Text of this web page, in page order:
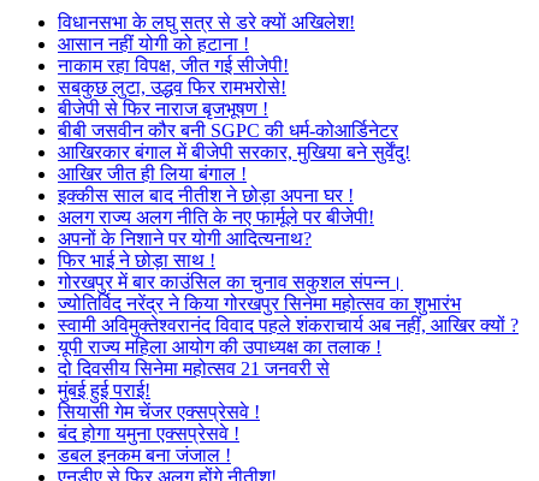
विधानसभा के लघु सत्र से डरे क्यों अखिलेश!
आसान नहीं योगी को हटाना !
नाकाम रहा विपक्ष, जीत गई सीजेपी!
सबकुछ लुटा, उद्धव फिर रामभरोसे!
बीजेपी से फिर नाराज बृजभूषण !
बीबी जसवीन कौर बनी SGPC की धर्म-कोआर्डिनेटर
आखिरकार बंगाल में बीजेपी सरकार, मुखिया बने सुर्वेंदु!
आखिर जीत ही लिया बंगाल !
इक्कीस साल बाद नीतीश ने छोड़ा अपना घर !
अलग राज्य अलग नीति के नए फार्मूले पर बीजेपी!
अपनों के निशाने पर योगी आदित्यनाथ?
फिर भाई ने छोड़ा साथ !
गोरखपुर में बार काउंसिल का चुनाव सकुशल संपन्न।
ज्योतिर्विद नरेंद्र ने किया गोरखपुर सिनेमा महोत्सव का शुभारंभ
स्वामी अविमुक्तेश्वरानंद विवाद पहले शंकराचार्य अब नहीं, आखिर क्यों ?
यूपी राज्य महिला आयोग की उपाध्यक्ष का तलाक !
दो दिवसीय सिनेमा महोत्सव 21 जनवरी से
मुंबई हुई पराई!
सियासी गेम चेंजर एक्सप्रेसवे !
बंद होगा यमुना एक्सप्रेसवे !
डबल इनकम बना जंजाल !
एनडीए से फिर अलग होंगे नीतीश!